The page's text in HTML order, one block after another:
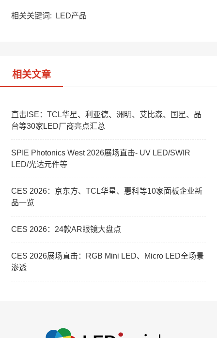
a
W
相关关键词: LED产品
相关文章
直击ISE：TCL华星、利亚德、洲明、艾比森、国星、晶
台等30家LED厂商亮点汇总
SPIE Photonics West 2026展场直击- UV LED/SWIR
LED/光达元件等
CES 2026：京东方、TCL华星、惠科等10家面板企业新
品一览
CES 2026：24款AR眼镜大盘点
CES 2026展场直击：RGB Mini LED、Micro LED全场景
渗透